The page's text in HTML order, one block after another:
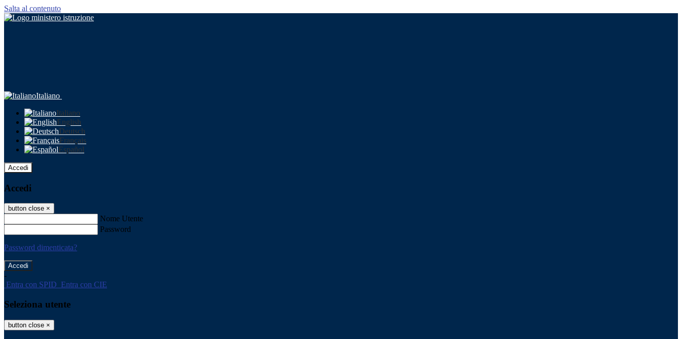
Salta al contenuto
Italiano
Italiano
English
Deutsch
Français
Español
Accedi
Accedi
button close ×
Nome Utente
Password
Password dimenticata?
-
Entra con SPID Entra con CIE
Seleziona utente
button close ×